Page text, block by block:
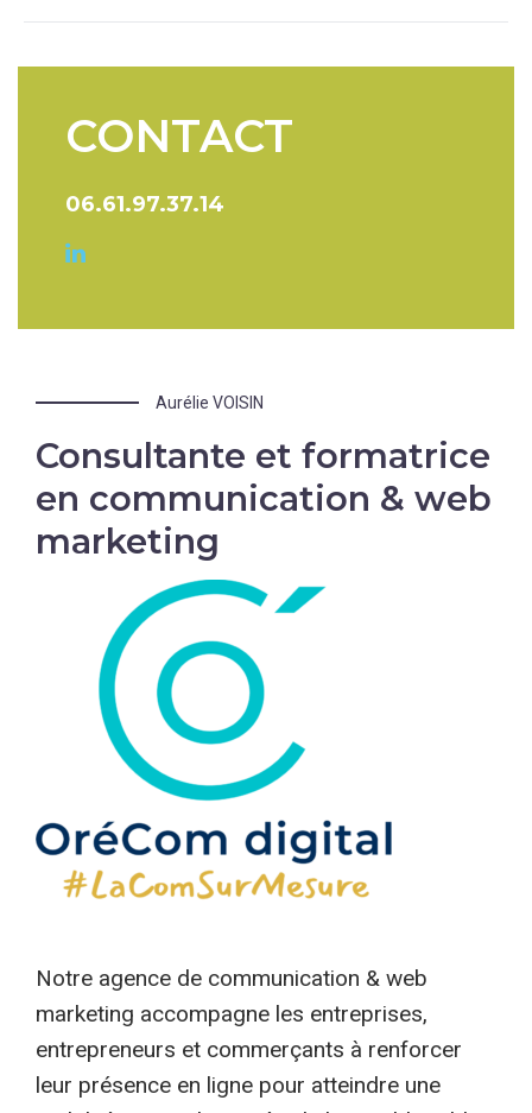
CONTACT
06.61.97.37.14
Aurélie VOISIN
Consultante et formatrice
en communication & web
marketing
Notre agence de communication & web
marketing accompagne les entreprises,
entrepreneurs et commerçants à renforcer
leur présence en ligne pour atteindre une